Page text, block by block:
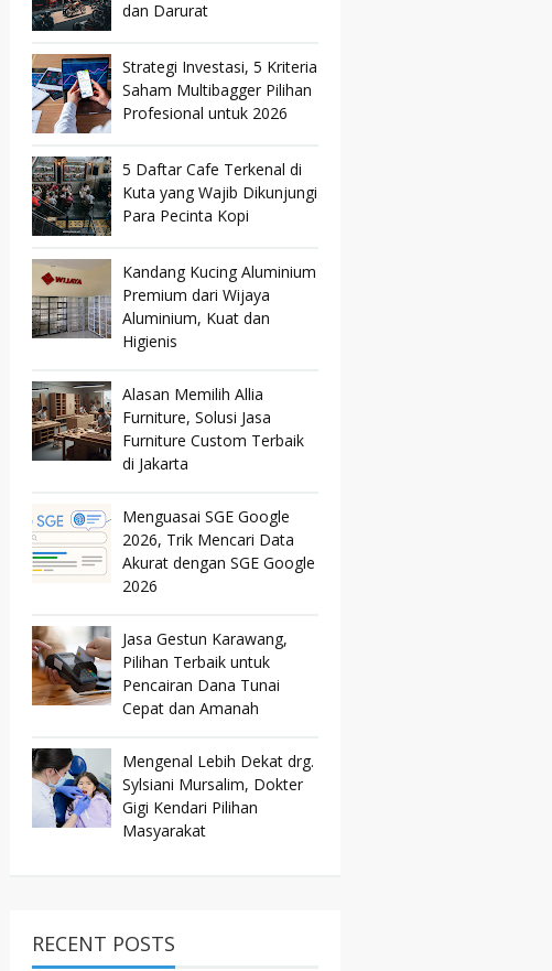
dan Darurat
Strategi Investasi, 5 Kriteria
Saham Multibagger Pilihan
Profesional untuk 2026
5 Daftar Cafe Terkenal di
Kuta yang Wajib Dikunjungi
Para Pecinta Kopi
Kandang Kucing Aluminium
Premium dari Wijaya
Aluminium, Kuat dan
Higienis
Alasan Memilih Allia
Furniture, Solusi Jasa
Furniture Custom Terbaik
di Jakarta
Menguasai SGE Google
2026, Trik Mencari Data
Akurat dengan SGE Google
2026
Jasa Gestun Karawang,
Pilihan Terbaik untuk
Pencairan Dana Tunai
Cepat dan Amanah
Mengenal Lebih Dekat drg.
Sylsiani Mursalim, Dokter
Gigi Kendari Pilihan
Masyarakat
RECENT POSTS